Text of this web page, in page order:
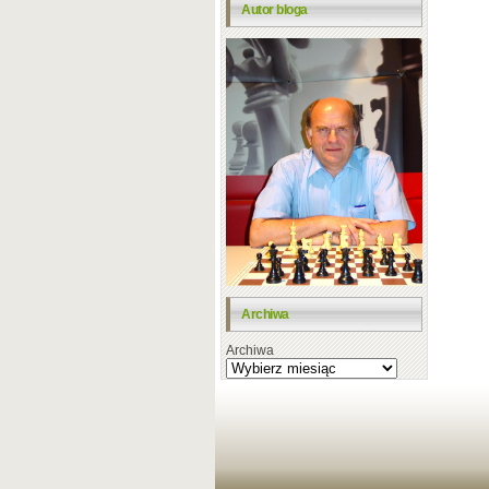
Autor bloga
Archiwa
Archiwa